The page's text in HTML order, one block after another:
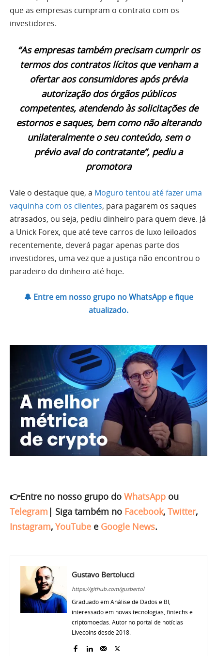
que as empresas cumpram o contrato com os
investidores.
“As empresas também precisam cumprir os
termos dos contratos lícitos que venham a
ofertar aos consumidores após prévia
autorização dos órgãos públicos
competentes, atendendo às solicitações de
estornos e saques, bem como não alterando
unilateralmente o seu conteúdo, sem o
prévio aval do contratante”, pediu a
promotora
Vale o destaque que, a Moguro tentou até fazer uma
vaquinha com os clientes, para pagarem os saques
atrasados, ou seja, pediu dinheiro para quem deve. Já
a Unick Forex, que até teve carros de luxo leiloados
recentemente, deverá pagar apenas parte dos
investidores, uma vez que a justiça não encontrou o
paradeiro do dinheiro até hoje.
🔔 Entre em nosso grupo no WhatsApp e fique
atualizado.
👉Entre no nosso grupo do WhatsApp ou
Telegram | Siga também no Facebook, Twitter,
Instagram, YouTube e Google News.
Gustavo Bertolucci
https://github.com/gusbertol
Graduado em Análise de Dados e BI,
interessado em novas tecnologias, fintechs e
criptomoedas. Autor no portal de notícias
Livecoins desde 2018.